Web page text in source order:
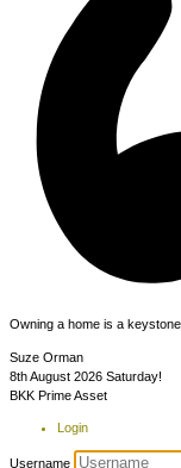
Owning a home is a
Suze Orman
8th August 2026 Saturday!
BKK Prime Asset
Login
Username